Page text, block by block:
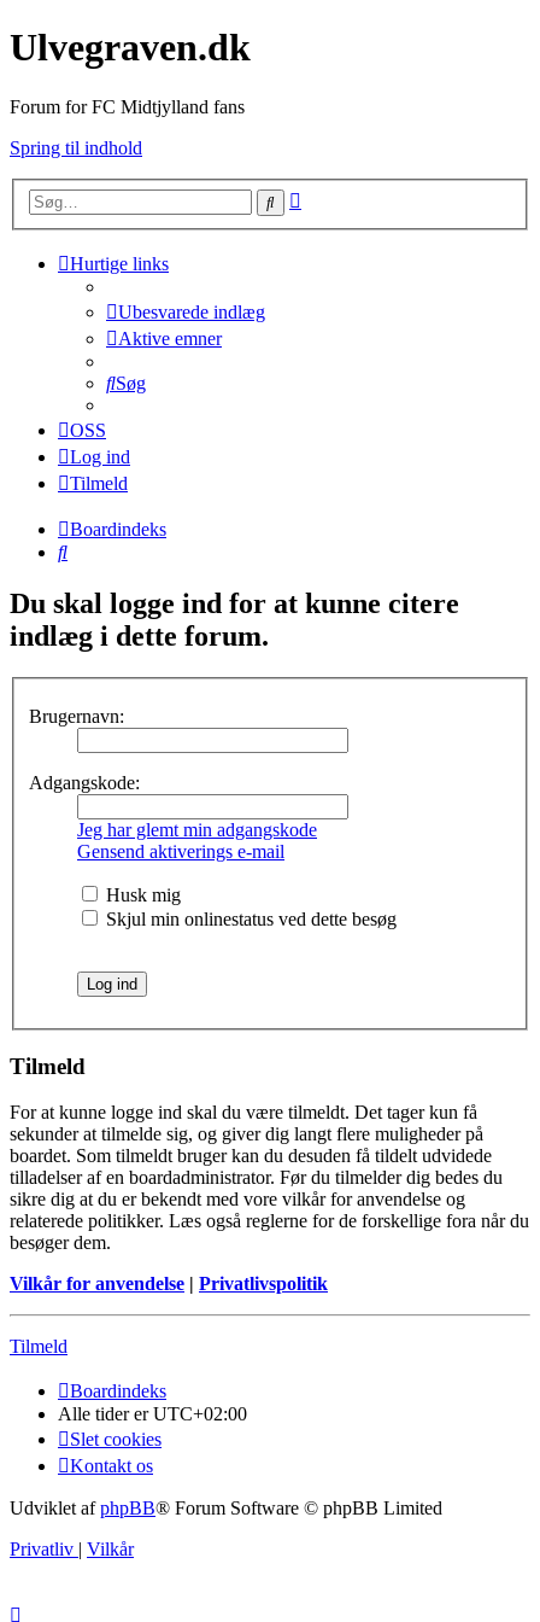
Ulvegraven.dk
Forum for FC Midtjylland fans
Spring til indhold
Søg
Hurtige links
Ubesvarede indlæg
Aktive emner
Søg
OSS
Log ind
Tilmeld
Boardindeks
Søg
Du skal logge ind for at kunne citere
indlæg i dette forum.
Brugernavn:
Adgangskode:
Jeg har glemt min adgangskode
Gensend aktiverings e-mail
Husk mig
Skjul min onlinestatus ved dette besøg
Tilmeld
For at kunne logge ind skal du være tilmeldt. Det tager kun få
sekunder at tilmelde sig, og giver dig langt flere muligheder på
boardet. Som tilmeldt bruger kan du desuden få tildelt udvidede
tilladelser af en boardadministrator. Før du tilmelder dig bedes du
sikre dig at du er bekendt med vore vilkår for anvendelse og
relaterede politikker. Læs også reglerne for de forskellige fora når du
besøger dem.
Vilkår for anvendelse | Privatlivspolitik
Tilmeld
Boardindeks
Alle tider erUTC+02:00
Slet cookies
Kontakt os
Udviklet afphpBB® Forum Software © phpBB Limited
Privatliv | Vilkår